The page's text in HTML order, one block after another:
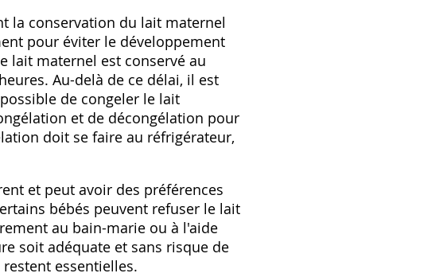
la conservation du lait maternel
pour éviter le développement
lait maternel est conservé au
Au-delà de ce délai‚ il est
de congeler le lait
et de décongélation pour
doit se faire au réfrigérateur‚
et peut avoir des préférences
bébés peuvent refuser le lait
au bain-marie ou à l'aide
soit adéquate et sans risque de
essentielles.